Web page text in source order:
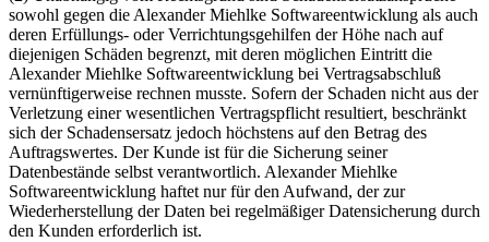
sowohl gegen die Alexander Miehlke Softwareentwicklung als auch
deren Erfüllungs- oder Verrichtungsgehilfen der Höhe nach auf
diejenigen Schäden begrenzt, mit deren möglichen Eintritt die
Alexander Miehlke Softwareentwicklung bei Vertragsabschluß
vernünftigerweise rechnen musste. Sofern der Schaden nicht aus der
Verletzung einer wesentlichen Vertragspflicht resultiert, beschränkt
sich der Schadensersatz jedoch höchstens auf den Betrag des
Auftragswertes. Der Kunde ist für die Sicherung seiner
Datenbestände selbst verantwortlich. Alexander Miehlke
Softwareentwicklung haftet nur für den Aufwand, der zur
Wiederherstellung der Daten bei regelmäßiger Datensicherung durch
den Kunden erforderlich ist.